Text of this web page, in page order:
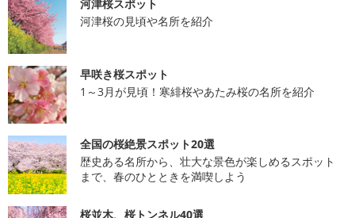
河津桜スポット
河津桜の見頃や名所を紹介
早咲き桜スポット
1～3月が見頃！寒緋桜やあたみ桜の名所を紹介
全国の桜絶景スポット20選
歴史ある名所から、壮大な景色が楽しめるスポット
まで、春のひとときを満喫しよう
桜並木、桜トンネル40選